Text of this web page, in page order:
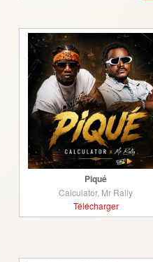
Piqué
Calculator, Mr Rally
Télécharger